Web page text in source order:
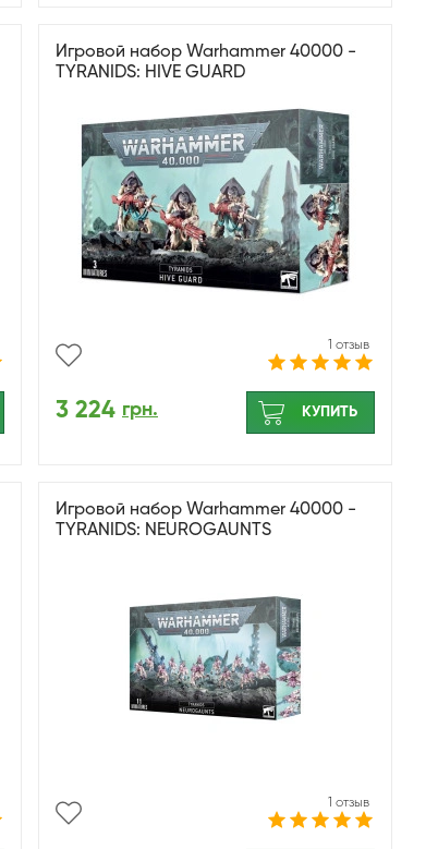
Игровой набор Warhammer 40000 -
TYRANIDS: HIVE GUARD
1 отзыв
3 224 грн. КУПИТЬ
Игровой набор Warhammer 40000 -
TYRANIDS: NEUROGAUNTS
1 отзыв